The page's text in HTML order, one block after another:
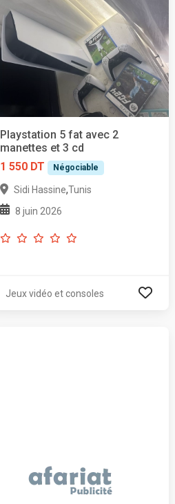
Playstation 5 fat avec 2
manettes et 3 cd
1 550 DT
Négociable
Sidi Hassine,Tunis
8 juin 2026
Jeux vidéo et consoles